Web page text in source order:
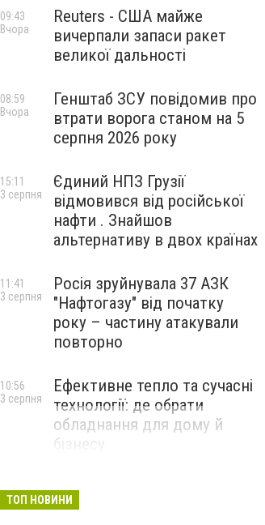
Reuters - США майже
вичерпали запаси ракет
великої дальності
09:43
Вчора
Генштаб ЗСУ повідомив про
втрати ворога станом на 5
серпня 2026 року
08:59
Вчора
Єдиний НПЗ Грузії
відмовився від російської
нафти . Знайшов
альтернативу в двох країнах
15:11
3 серпня
Росія зруйнувала 37 АЗК
"Нафтогазу" від початку
року – частину атакували
повторно
11:41
3 серпня
Ефективне тепло та сучасні
технології: де обрати
обладнання для дому й
бізнесу
10:56
3 серпня
ТОП НОВИНИ